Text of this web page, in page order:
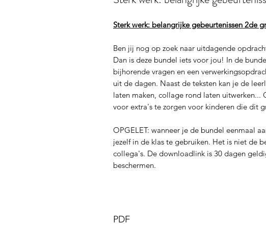
Sterk werk: belangrijke gebeurtenissen 2de
Ben jij nog op zoek naar uitdagende
Dan is deze bundel iets voor jou! In de
bijhorende vragen en een
uit de dagen. Naast de teksten kan je de
laten maken, collage rond laten uitwerken...
voor extra's te zorgen voor kinderen die dit
OPGELET: wanneer je de bundel eenmaal
jezelf in de klas te gebruiken. Het is niet de
collega's. De downloadlink is 30 dagen
beschermen.
PDF